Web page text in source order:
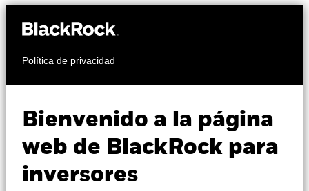
Política de privacidad
Bienvenido a la página
web de BlackRock para
inversores
Perspectivas
Visión de mercado
Bond Fund